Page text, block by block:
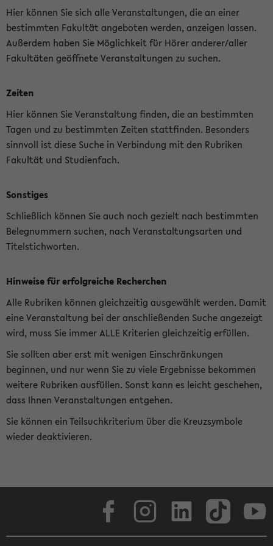
Hier können Sie sich alle Veranstaltungen, die an einer
bestimmten Fakultät angeboten werden, anzeigen lassen.
Außerdem haben Sie Möglichkeit für Hörer anderer/aller
Fakultäten geöffnete Veranstaltungen zu suchen.
Zeiten
Hier können Sie Veranstaltung finden, die an bestimmten
Tagen und zu bestimmten Zeiten stattfinden. Besonders
sinnvoll ist diese Suche in Verbindung mit den Rubriken
Fakultät und Studienfach.
Sonstiges
Schließlich können Sie auch noch gezielt nach bestimmten
Belegnummern suchen, nach Veranstaltungsarten und
Titelstichworten.
Hinweise für erfolgreiche Recherchen
Alle Rubriken können gleichzeitig ausgewählt werden. Damit
eine Veranstaltung bei der anschließenden Suche angezeigt
wird, muss Sie immer ALLE Kriterien gleichzeitig erfüllen.
Sie sollten aber erst mit wenigen Einschränkungen
beginnen, und nur wenn Sie zu viele Ergebnisse bekommen
weitere Rubriken ausfüllen. Sonst kann es leicht geschehen,
dass Ihnen Veranstaltungen entgehen.
Sie können ein Teilsuchkriterium über die Kreuzsymbole
wieder deaktivieren.